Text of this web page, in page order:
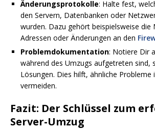
Änderungsprotokolle: Halte fest,
den Servern, Datenbanken oder
wurden. Dazu gehört beispielsweise die
Adressen oder Änderungen an den
Problemdokumentation: Notiere Dir
während des Umzugs aufgetreten sind,
Lösungen. Dies hilft, ähnliche Probleme
vermeiden.
Fazit: Der Schlüssel zum
Server-Umzug